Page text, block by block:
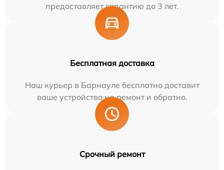
предоставляет гарантию до 3 лет.
Бесплатная доставка
Наш курьер в Барнауле бесплатно доставит
ваше устройство на ремонт и обратно.
Срочный ремонт